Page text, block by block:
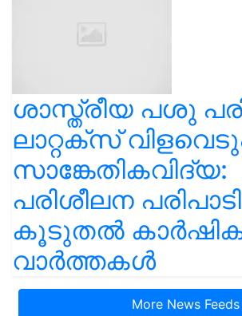
ശാസ്ത്രീയ പശു
ലാറ്റക്സ്
സാങ്കേതികവിദ്യ:
പരിശീലന
കൂടുതൽ
വാർത്തകൾ
More News Feeds